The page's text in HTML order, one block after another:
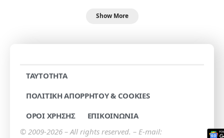
Show More
TAYTOTHTA
ΠΟΛΙΤΙΚΗ ΑΠΟΡΡΗΤΟΥ & COOKIES
ΟΡΟΙ ΧΡΗΣΗΣ
ΕΠΙΚΟΙΝΩΝΙΑ
© 2009-2026 – All rights reserved. – E-mail: